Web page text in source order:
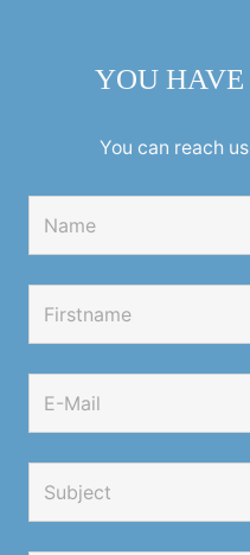
YOU HAVE
You can reach